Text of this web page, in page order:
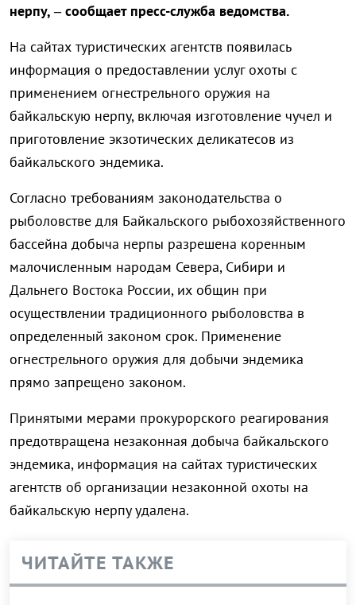
нерпу, – сообщает пресс-служба ведомства.
На сайтах туристических агентств появилась
информация о предоставлении услуг охоты с
применением огнестрельного оружия на
байкальскую нерпу, включая изготовление чучел и
приготовление экзотических деликатесов из
байкальского эндемика.
Согласно требованиям законодательства о
рыболовстве для Байкальского рыбохозяйственного
бассейна добыча нерпы разрешена коренным
малочисленным народам Севера, Сибири и
Дальнего Востока России, их общин при
осуществлении традиционного рыболовства в
определенный законом срок. Применение
огнестрельного оружия для добычи эндемика
прямо запрещено законом.
Принятыми мерами прокурорского реагирования
предотвращена незаконная добыча байкальского
эндемика, информация на сайтах туристических
агентств об организации незаконной охоты на
байкальскую нерпу удалена.
ЧИТАЙТЕ ТАКЖЕ